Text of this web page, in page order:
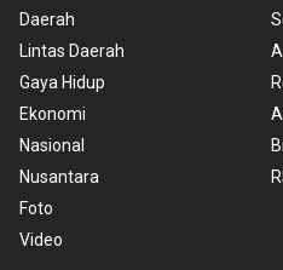
Daerah
Lintas Daerah
Gaya Hidup
Ekonomi
Nasional
Nusantara
Foto
Video